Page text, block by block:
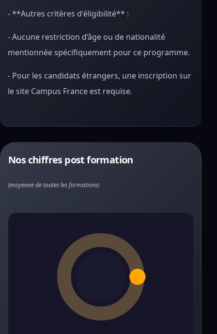
- **Autres critères d'éligibilité** :
- Aucune restriction d’âge ou de nationalité
mentionnée spécifiquement pour ce programme.
- Pour les candidats étrangers, une inscription sur
le site Campus France est requise.
Nos chiffres post formation
(moyenne de toutes les formations)